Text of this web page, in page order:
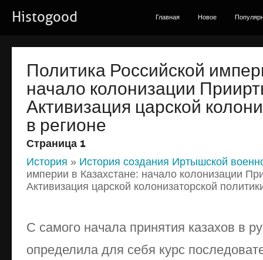
Histogood Главная Новое
Политика Российской
начало колонизации
Активизация царской
в регионе
Страница 1
История » История создания Иртышской
империи в Казахстане: начало колонизации
Активизация царской колонизаторской
С самого начала принятия казахов в
определила для себя курс